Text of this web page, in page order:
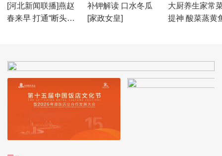
[河北新闻联播]燕赵
春来早 打通“断头路”
补钾解读 口水冬瓜
[家政女皇]
大厨养生家常
提神 酸菜蒸黄